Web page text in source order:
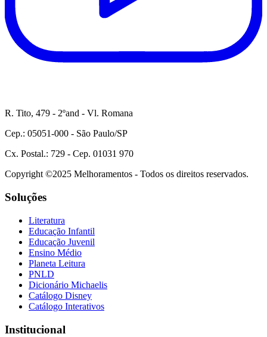
R. Tito, 479 - 2ºand - Vl. Romana
Cep.: 05051-000 - São Paulo/SP
Cx. Postal.: 729 - Cep. 01031 970
Copyright ©2025 Melhoramentos - Todos os direitos reservados.
Soluções
Literatura
Educação Infantil
Educação Juvenil
Ensino Médio
Planeta Leitura
PNLD
Dicionário Michaelis
Catálogo Disney
Catálogo Interativos
Institucional